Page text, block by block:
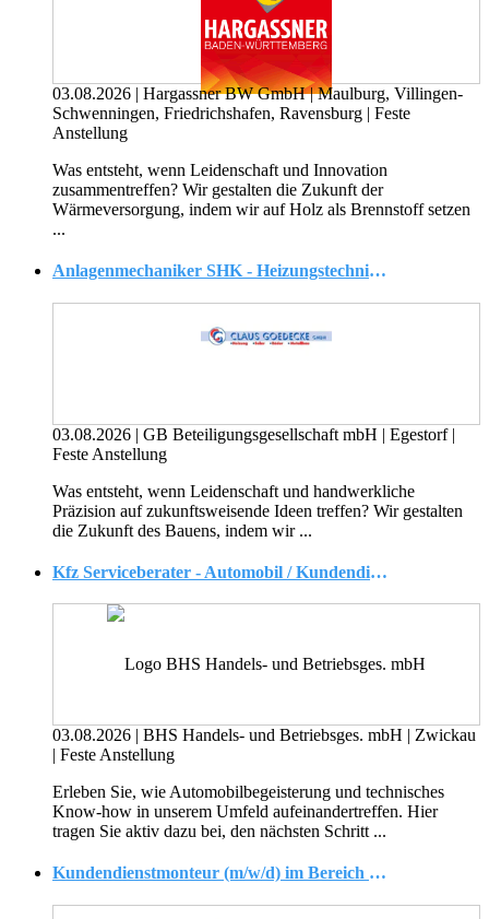
03.08.2026 | Hargassner BW GmbH| Maulburg, Villingen-
Schwenningen, Friedrichshafen, Ravensburg | Feste
Anstellung
Was entsteht, wenn Leidenschaft und Innovation
zusammentreffen? Wir gestalten die Zukunft der
Wärmeversorgung, indem wir auf Holz als Brennstoff setzen
...
Anlagenmechaniker SHK - Heizungstechnik / Kundendienst (m/w/d)
03.08.2026 | GB Beteiligungsgesellschaft mbH | Egestorf |
Feste Anstellung
Was entsteht, wenn Leidenschaft und handwerkliche
Präzision auf zukunftsweisende Ideen treffen? Wir gestalten
die Zukunft des Bauens, indem wir ...
Kfz Serviceberater - Automobil / Kundendienst (m/w/d)
03.08.2026 BHS Handels- und Betriebsges. mbH
Zwickau
Feste Anstellung
Erleben Sie, wie Automobilbegeisterung und technisches
Know-how in unserem Umfeld aufeinandertreffen. Hier
tragen Sie aktiv dazu bei, den nächsten Schritt ...
Kundendienstmonteur (m/w/d) im Bereich Elektrotechnik